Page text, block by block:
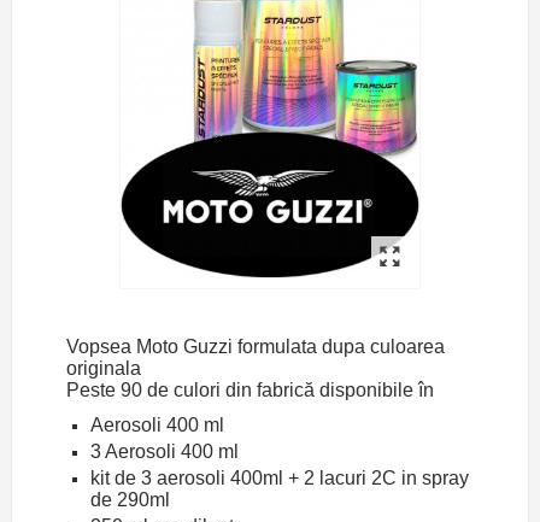
Vopsea Moto Guzzi formulata dupa culoarea
originala
Peste 90 de culori din fabrică disponibile în
Aerosoli 400 ml
3 Aerosoli 400 ml
kit de 3 aerosoli 400ml + 2 lacuri 2C in spray
de 290ml